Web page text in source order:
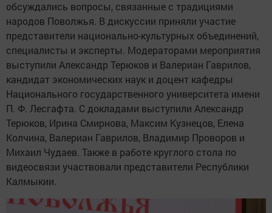
обсуждались вопросы, связанные с традициями
народов Поволжья. В дискуссии приняли участие
представители национально-культурных объединений,
специалисты и эксперты. Модераторами мероприятия
выступили Александр Терюков и Валериан Гаврилов,
кандидат экономических наук и доцент кафедры
Национального государственного университета имени
П. Ф. Лесгафта. С докладами выступили Александр
Терюков, Ирина Смирнова, Максим Кузнецов, Елена
Колчина, Валериан Гаврилов, Владимир Проворов и
Михаил Чудаев. Также в работе круглого стола по
видеосвязи участвовали представители Республики
Калмыкии.